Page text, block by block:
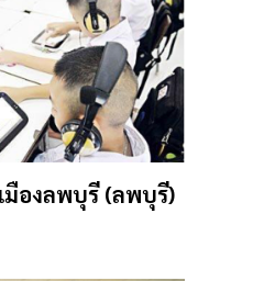
มืองลพบุรี (ลพบุรี)